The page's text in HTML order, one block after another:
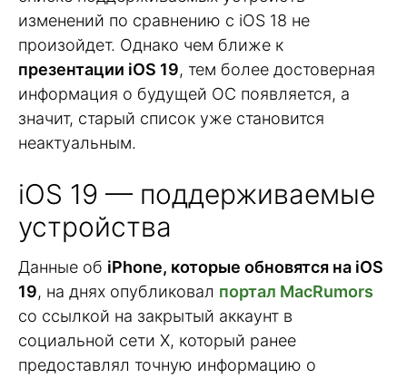
изменений по сравнению с iOS 18 не
произойдет. Однако чем ближе к
презентации iOS 19, тем более достоверная
информация о будущей ОС появляется, а
значит, старый список уже становится
неактуальным.
iOS 19 — поддерживаемые
устройства
Данные об iPhone, которые обновятся на iOS
19, на днях опубликовал портал MacRumors
со ссылкой на закрытый аккаунт в
социальной сети X, который ранее
предоставлял точную информацию о